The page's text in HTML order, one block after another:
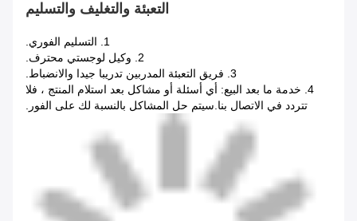
التعبئة والتغليف والتسليم
1. التسليم الفوري.
2. وكيل لوجستي محترف.
3. فريق التعبئة المدربين تدريبا جيدا والانضباط.
4. خدمة ما بعد البيع: أي أسئلة أو مشاكل بعد استلام المنتج ، فلا
تتردد في الاتصال بنا.سيتم حل المشاكل بالنسبة لك على الفور.